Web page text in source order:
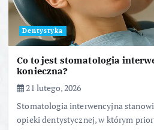
Dentystyka
Co to jest stomatologia
konieczna?
21 lutego, 2026
Stomatologia interwencyjna
opieki dentystycznej, w którym